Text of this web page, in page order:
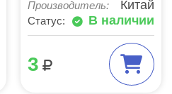
Производитель: Китай
Статус: В наличии
3